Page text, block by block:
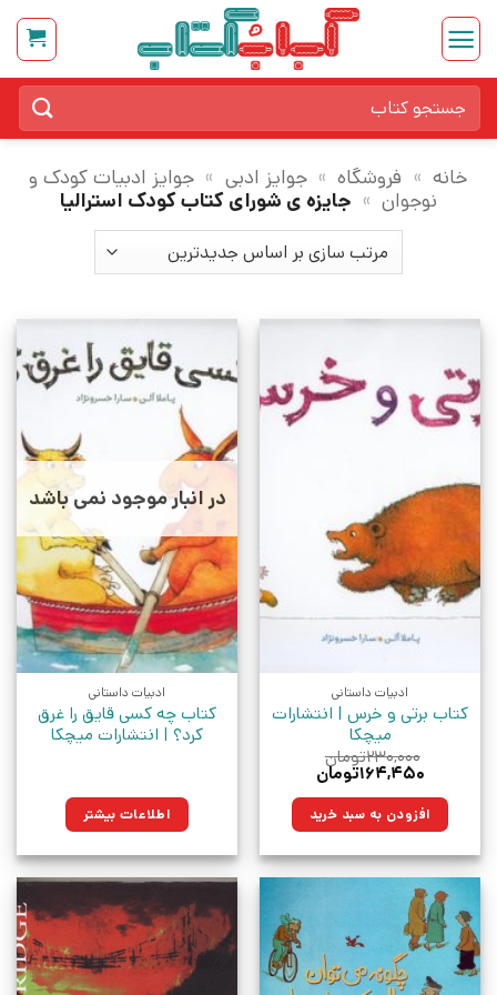
Skip
content
برای:
خانه » فروشگاه » جوایز ادبی » جوایز ادبیات کودک و
نوجوان » جایزه ی شورای کتاب کودک استرالیا
ادبیات داستانی
کتاب برتی و خرس | انتشارات
میچکا
۲۳۰,۰۰۰تومان
قیمت
۲۳۰,۰۰۰تومان
بود.
۱۶۴,۴۵۰تومان
۱۶۴,۴۵۰تومان.افزودن به سبد خرید
در انبار موجود نمی باشد
ادبیات داستانی
کتاب چه کسی قایق را غرق
کرد؟ | انتشارات میچکا
اطلاعات بیشتر